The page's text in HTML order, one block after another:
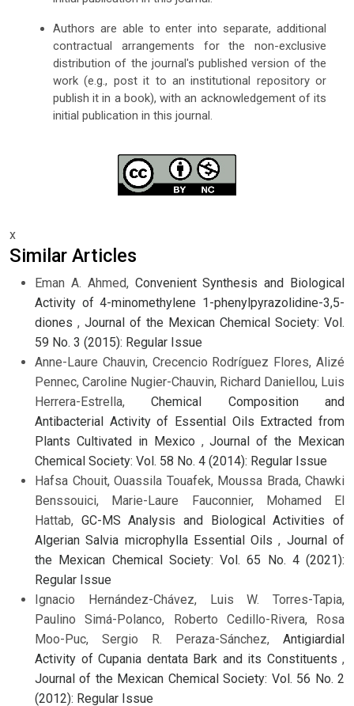
Authors are able to enter into separate, additional
contractual arrangements for the non-exclusive
distribution of the journal's published version of the
work (e.g., post it to an institutional repository or
publish it in a book), with an acknowledgement of its
initial publication in this journal.
x
Similar Articles
Eman A. Ahmed, Convenient Synthesis and Biological
Activity of 4-minomethylene 1-phenylpyrazolidine-3,5-
diones , Journal of the Mexican Chemical Society: Vol.
59 No. 3 (2015): Regular Issue
Anne-Laure Chauvin, Crecencio Rodríguez Flores, Alizé
Pennec, Caroline Nugier-Chauvin, Richard Daniellou, Luis
Herrera-Estrella,Chemical Composition and
Antibacterial Activity of Essential Oils Extracted from
Plants Cultivated in Mexico ,Journal of the Mexican
Chemical Society: Vol. 58 No. 4 (2014): Regular Issue
Hafsa Chouit, Ouassila Touafek, Moussa Brada, Chawki
Benssouici, Marie-Laure Fauconnier, Mohamed El
Hattab, GC-MS Analysis and Biological Activities of
Algerian Salvia microphylla Essential Oils, Journal of
the Mexican Chemical Society: Vol. 65 No. 4 (2021):
Regular Issue
Ignacio Hernández-Chávez, Luis W. Torres-Tapia,
Paulino Simá-Polanco, Roberto Cedillo-Rivera, Rosa
Moo-Puc, Sergio R. Peraza-Sánchez, Antigiardial
Activity of Cupania dentata Bark and its Constituents ,
Journal of the Mexican Chemical Society: Vol. 56 No. 2
(2012): Regular Issue